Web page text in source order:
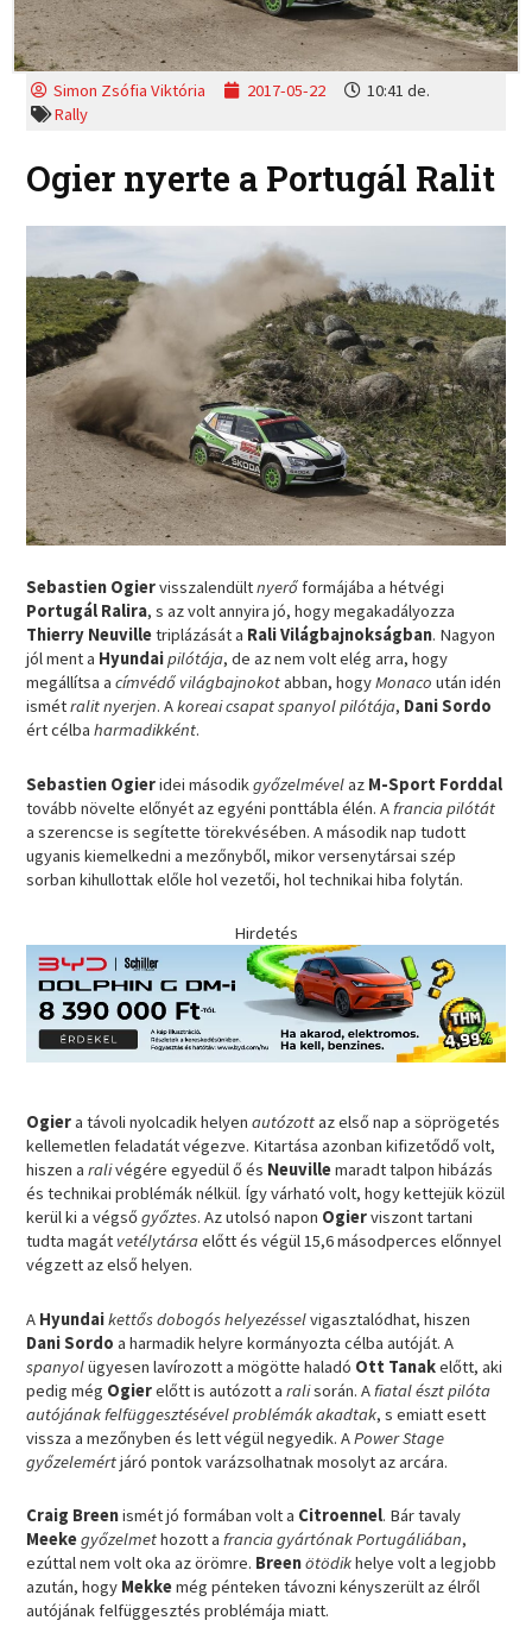
Simon Zsófia Viktória 2017-05-22
10:41 de.
Rally
Ogier nyerte a Portugál Ralit
Sebastien Ogiervisszalendültnyerőformájába a hétvégi
Portugál Ralira, s az volt annyira jó, hogy megakadályozza
Thierry Neuvilletriplázását a Rali Világbajnokságban. Nagyon
jól ment a Hyundaipilótája, de az nem volt elég arra, hogy
megállítsa acímvédő világbajnokotabban, hogyMonaco után idén
ismétralit nyerjen. Akoreai csapat spanyol pilótája, Dani Sordo
ért célbaharmadikként.
Sebastien Ogieridei másodikgyőzelmévelaz M-Sport Forddal
tovább növelte előnyét az egyéni ponttábla élén. Afrancia pilótát
a szerencse is segítette törekvésében. A második nap tudott
ugyanis kiemelkedni a mezőnyből, mikor versenytársai szép
sorban kihullottak előle hol vezetői, hol technikai hiba folytán.
Hirdetés
Ogiera távoli nyolcadik helyenautózottaz első nap a söprögetés
kellemetlen feladatát végezve. Kitartása azonban kifizetődő volt,
hiszen aralivégére egyedül ő és Neuvillemaradt talpon hibázás
és technikai problémák nélkül. Így várható volt, hogy kettejük közül
kerül ki a végsőgyőztes. Az utolsó napon Ogierviszont tartani
tudta magát vetélytársaelőtt és végül 15,6 másodperces előnnyel
végzett az első helyen.
A Hyundaikettős dobogós helyezésselvigasztalódhat, hiszen
Dani Sordo a harmadik helyre kormányozta célba autóját. A
spanyolügyesen lavírozott a mögötte haladó Ott Tanakelőtt, aki
pedig még Ogierelőtt is autózott aralisorán. Afiatal észt pilóta
autójának felfüggesztésével problémák akadtak, s emiatt esett
vissza a mezőnyben és lett végül negyedik. APower Stage
győzelemértjáró pontok varázsolhatnak mosolyt az arcára.
Craig Breenismét jó formában volt a Citroennel. Bár tavaly
Meekegyőzelmethozott afrancia gyártónak Portugáliában,
ezúttal nem volt oka az örömre. Breenötödikhelye volt a legjobb
azután, hogy Mekkemég pénteken távozni kényszerült az élről
autójának felfüggesztés problémája miatt.